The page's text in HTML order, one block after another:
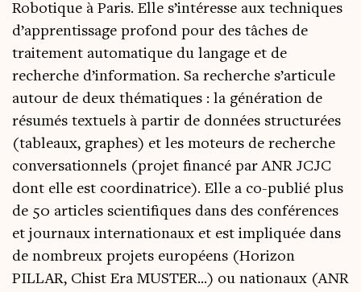
Robotique à Paris. Elle s’intéresse aux techniques
d’apprentissage profond pour des tâches de
traitement automatique du langage et de
recherche d’information. Sa recherche s’articule
autour de deux thématiques : la génération de
résumés textuels à partir de données structurées
(tableaux, graphes) et les moteurs de recherche
conversationnels (projet financé par ANR JCJC
dont elle est coordinatrice). Elle a co-publié plus
de 50 articles scientifiques dans des conférences
et journaux internationaux et est impliquée dans
de nombreux projets européens (Horizon
PILLAR, Chist Era MUSTER...) ou nationaux (ANR